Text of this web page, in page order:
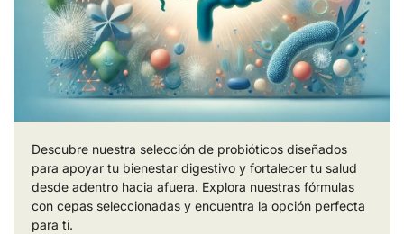
Descubre nuestra selección de probióticos diseñados
para apoyar tu bienestar digestivo y fortalecer tu salud
desde adentro hacia afuera. Explora nuestras fórmulas
con cepas seleccionadas y encuentra la opción perfecta
para ti.